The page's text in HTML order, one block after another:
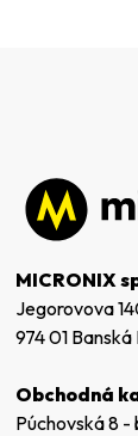
MICRONIX
Jegorovova
974 01
Obchodná
Púchovská 8